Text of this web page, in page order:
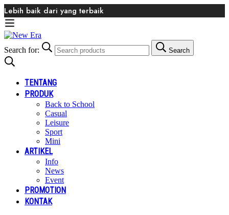
Lebih baik dari yang terbaik
Search for: Search
TENTANG
PRODUK
Back to School
Casual
Leisure
Sport
Mini
ARTIKEL
Info
News
Event
PROMOTION
KONTAK